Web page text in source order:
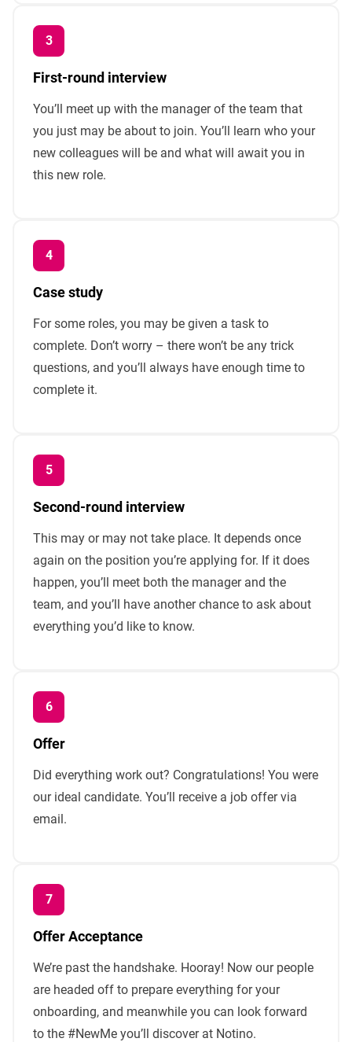
First-round interview
You’ll meet up with the manager of the team that
you just may be about to join. You’ll learn who your
new colleagues will be and what will await you in
this new role.
Case study
For some roles, you may be given a task to
complete. Don’t worry – there won’t be any trick
questions, and you’ll always have enough time to
complete it.
Second-round interview
This may or may not take place. It depends once
again on the position you’re applying for. If it does
happen, you’ll meet both the manager and the
team, and you’ll have another chance to ask about
everything you’d like to know.
Offer
Did everything work out? Congratulations! You were
our ideal candidate. You’ll receive a job offer via
email.
Offer Acceptance
We’re past the handshake. Hooray! Now our people
are headed off to prepare everything for your
onboarding, and meanwhile you can look forward
to the #NewMe you’ll discover at Notino.